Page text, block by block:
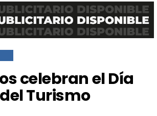
celebran el Día
Turismo